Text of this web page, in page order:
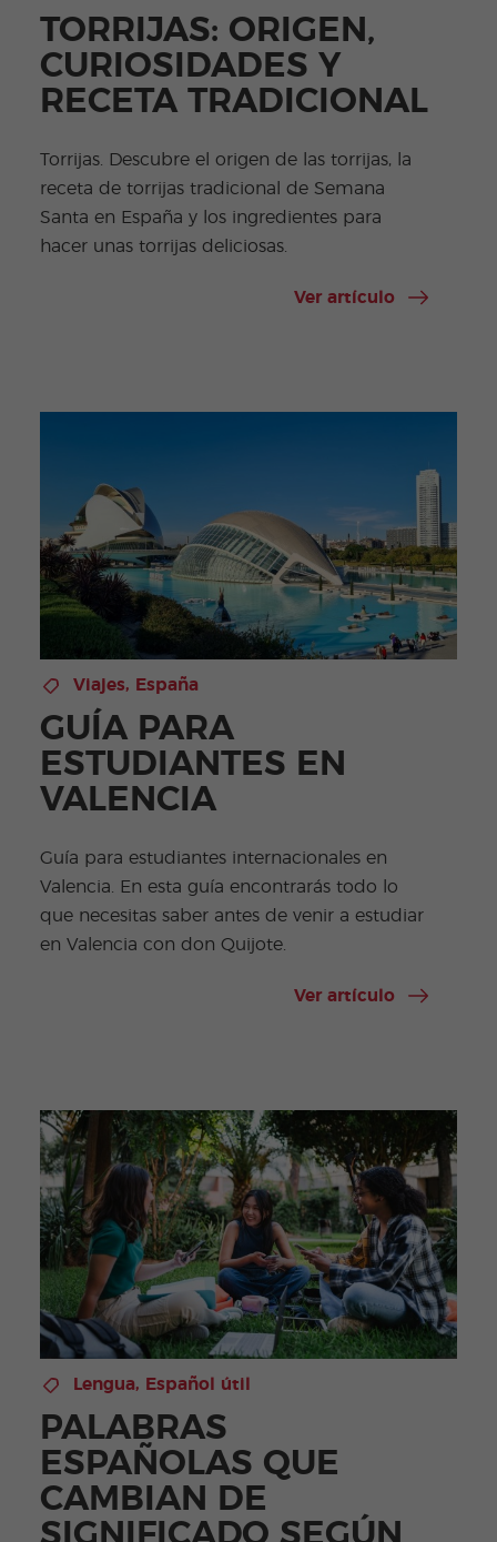
TORRIJAS: ORIGEN,
CURIOSIDADES Y
RECETA TRADICIONAL
Torrijas. Descubre el origen de las torrijas, la
receta de torrijas tradicional de Semana
Santa en España y los ingredientes para
hacer unas torrijas deliciosas.
Ver artículo
Viajes, España
GUÍA PARA
ESTUDIANTES EN
VALENCIA
Guía para estudiantes internacionales en
Valencia. En esta guía encontrarás todo lo
que necesitas saber antes de venir a estudiar
en Valencia con don Quijote.
Ver artículo
Lengua, Español útil
PALABRAS
ESPAÑOLAS QUE
CAMBIAN DE
SIGNIFICADO SEGÚN